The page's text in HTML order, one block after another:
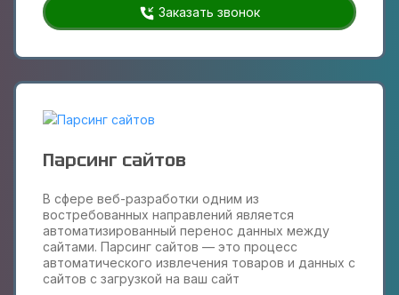
Заказать звонок
Парсинг сайтов
В сфере веб-разработки одним из
востребованных направлений является
автоматизированный перенос данных между
сайтами. Парсинг сайтов — это процесс
автоматического извлечения товаров и данных с
сайтов с загрузкой на ваш сайт